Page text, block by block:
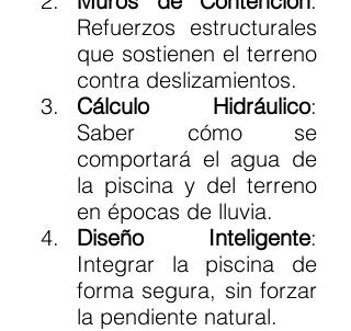
Refuerzos estructurales
que sostienen el terreno
contra deslizamientos.
Cálculo Hidráulico:
Saber cómo se
comportará el agua de
la piscina y del terreno
en épocas de lluvia.
Diseño Inteligente:
Integrar la piscina de
forma segura, sin forzar
la pendiente natural.